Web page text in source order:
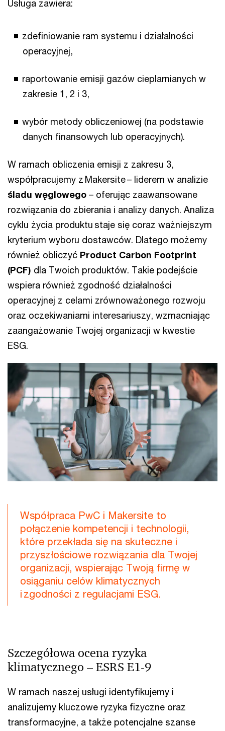
Usługa zawiera:
zdefiniowanie ram systemu i działalności
operacyjnej,
raportowanie emisji gazów cieplarnianych w
zakresie 1, 2 i 3,
wybór metody obliczeniowej (na podstawie
danych finansowych lub operacyjnych).
W ramach obliczenia emisji z zakresu 3,
współpracujemy z Makersite – liderem w analizie
śladu węglowego – oferując zaawansowane
rozwiązania do zbierania i analizy danych. Analiza
cyklu życia produktu staje się coraz ważniejszym
kryterium wyboru dostawców. Dlatego możemy
również obliczyć Product Carbon Footprint
(PCF) dla Twoich produktów. Takie podejście
wspiera również zgodność działalności
operacyjnej z celami zrównoważonego rozwoju
oraz oczekiwaniami interesariuszy, wzmacniając
zaangażowanie Twojej organizacji w kwestie
ESG.
Współpraca PwC i Makersite to
połączenie kompetencji i technologii,
które przekłada się na skuteczne i
przyszłościowe rozwiązania dla Twojej
organizacji, wspierając Twoją firmę w
osiąganiu celów klimatycznych
i zgodności z regulacjami ESG.
Szczegółowa ocena ryzyka
klimatycznego – ESRS E1-9
W ramach naszej usługi identyfikujemy i
analizujemy kluczowe ryzyka fizyczne oraz
transformacyjne, a także potencjalne szanse